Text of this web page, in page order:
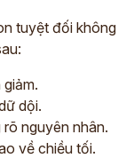
tuyệt đối không
dội.
nguyên nhân.
về chiều tối.